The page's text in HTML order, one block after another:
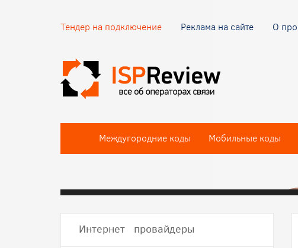
Тендер на подключение Реклама на сайте О
Междугородние коды Мобильные коды
Интернет провайдеры